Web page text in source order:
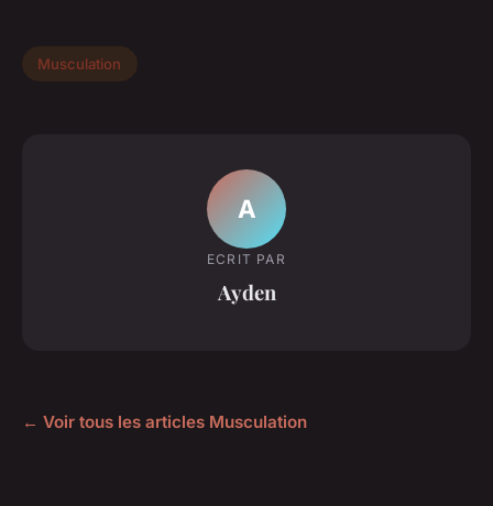
Musculation
A
ECRIT PAR
Ayden
← Voir tous les articles Musculation